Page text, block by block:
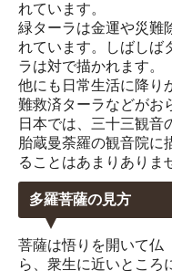
れています。
緑ターラは金運や災難
れています。しばしば
ラは対で描かれます。
他にも日常生活に降り
難救済ターラなどがお
日本では、三十三観音
胎蔵曼荼羅の観音院に
ることはあまりありま
多羅菩薩の見方
菩薩は悟りを開いて仏
ら、衆生に近いところ